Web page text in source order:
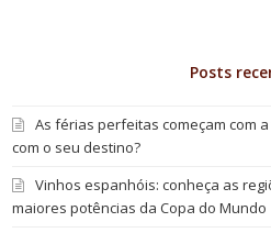
Posts
As férias perfeitas começam com
com o seu destino?
Vinhos espanhóis: conheça as
maiores potências da Copa do Mundo